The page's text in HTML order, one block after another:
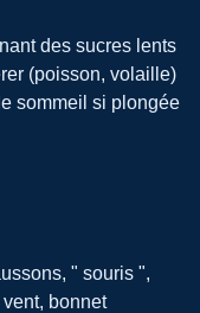
des sucres lents
(poisson, volaille)
sommeil si plongée
" souris ",
bonnet